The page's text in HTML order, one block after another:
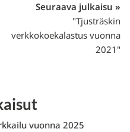
Seuraava julkaisu »
"Tjusträskin
verkkokoekalastus vuonna
2021"
vuonna 2025